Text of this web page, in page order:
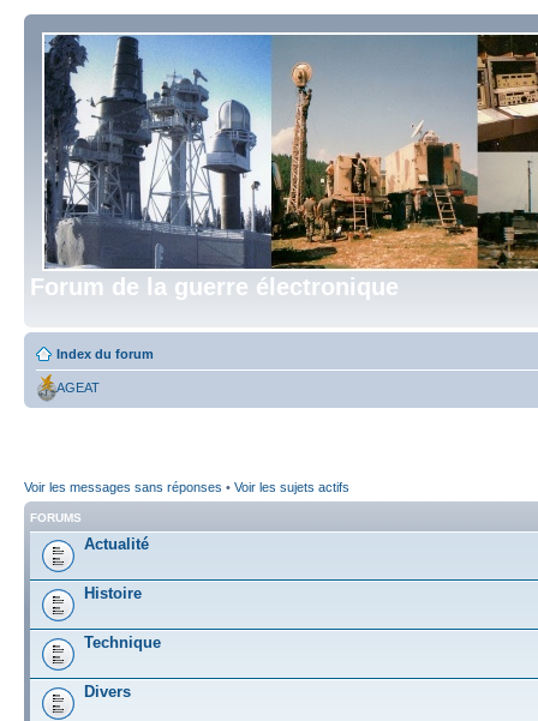
Forum de la guerre électronique
Index du forum
AGEAT
Voir les messages sans réponses • Voir les sujets actifs
FORUMS
Actualité
Histoire
Technique
Divers